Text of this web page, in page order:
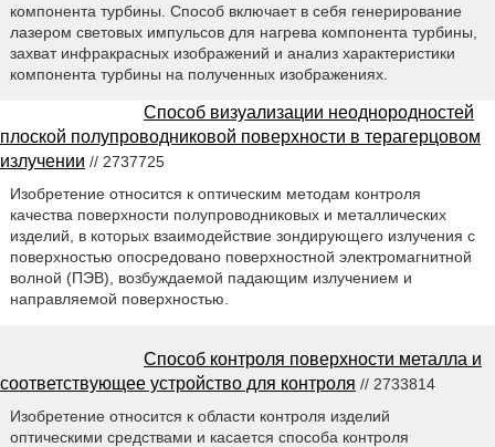
компонента турбины. Способ включает в себя генерирование
лазером световых импульсов для нагрева компонента турбины,
захват инфракрасных изображений и анализ характеристики
компонента турбины на полученных изображениях.
Способ визуализации неоднородностей
плоской полупроводниковой поверхности в терагерцовом
излучении // 2737725
Изобретение относится к оптическим методам контроля
качества поверхности полупроводниковых и металлических
изделий, в которых взаимодействие зондирующего излучения с
поверхностью опосредовано поверхностной электромагнитной
волной (ПЭВ), возбуждаемой падающим излучением и
направляемой поверхностью.
Способ контроля поверхности металла и
соответствующее устройство для контроля // 2733814
Изобретение относится к области контроля изделий
оптическими средствами и касается способа контроля